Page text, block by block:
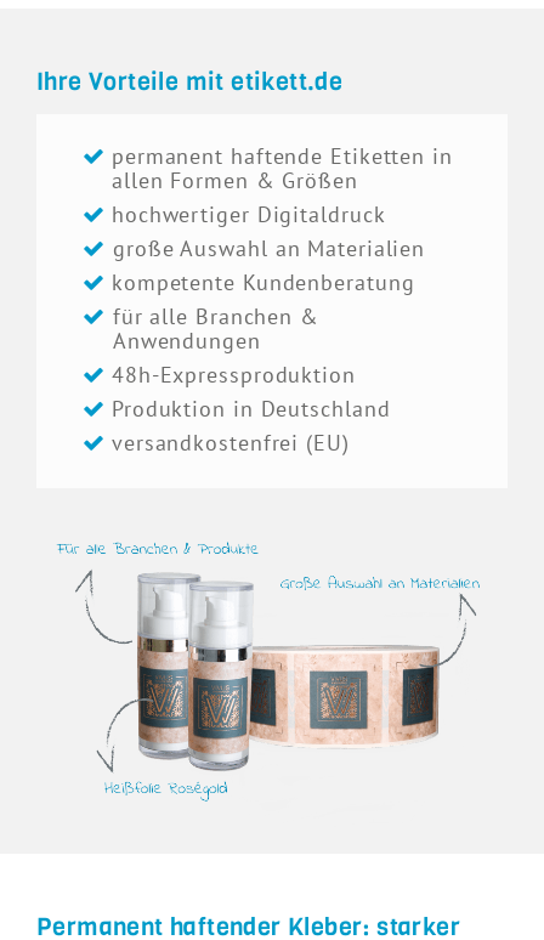
Ihre Vorteile mit etikett.de
permanent haftende Etiketten in
allen Formen & Größen
hochwertiger Digitaldruck
große Auswahl an Materialien
kompetente Kundenberatung
für alle Branchen &
Anwendungen
48h-Expressproduktion
Produktion in Deutschland
versandkostenfrei (EU)
Permanent haftender Kleber: starker